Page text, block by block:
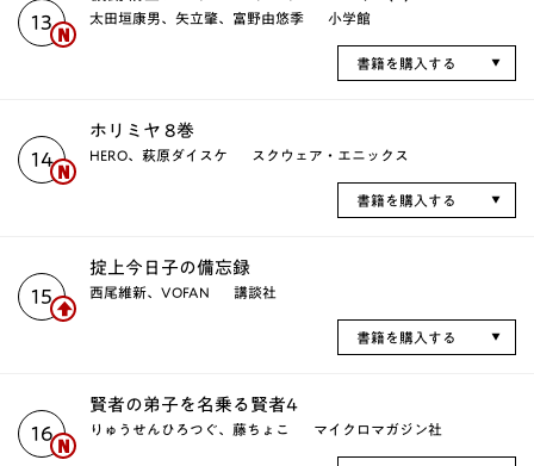
13 太田垣康男、矢立肇、富野由悠季 小学館
書籍を購入する
14
ホリミヤ 8巻
HERO、萩原ダイスケ スクウェア・エニックス
書籍を購入する
15
掟上今日子の備忘録
西尾維新、VOFAN 講談社
書籍を購入する
16
賢者の弟子を名乗る賢者4
りゅうせんひろつぐ、藤ちょこ マイクロマガジン社